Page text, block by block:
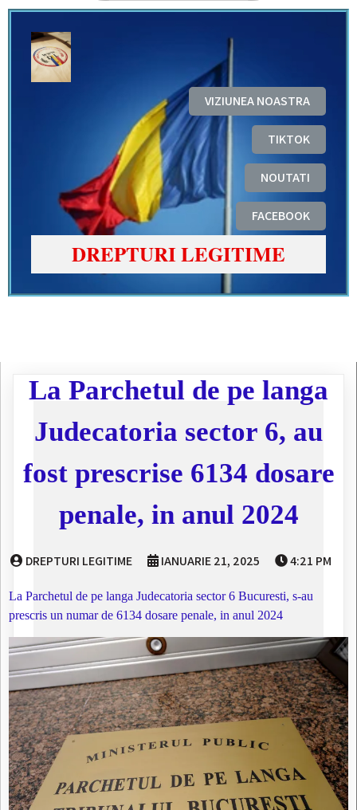
VIZIUNEA NOASTRA
TIKTOK
NOUTATI
FACEBOOK
DREPTURI LEGITIME
La Parchetul de pe langa
Judecatoria sector 6, au
fost prescrise 6134 dosare
penale, in anul 2024
DREPTURI LEGITIME IANUARIE 21, 2025 4:21 PM
La Parchetul de pe langa Judecatoria sector 6 Bucuresti, s-au
prescris un numar de 6134 dosare penale, in anul 2024